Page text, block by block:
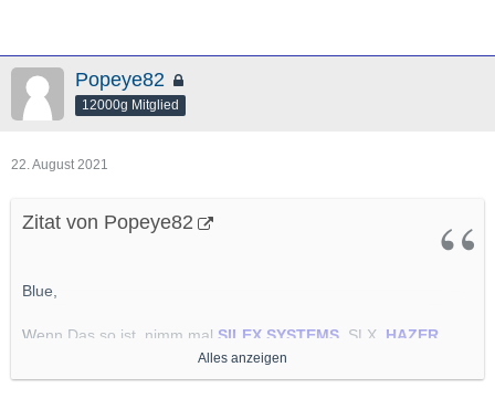
Popeye82
12000g Mitglied
22. August 2021
Zitat von Popeye82
Blue,
Wenn Das so ist, nimm mal SILEX SYSTEMS , SLX, HAZER
, HZR und vielleicht auch noch
UUUUUNBEDINGTauf Deinen Arbeitszettel empfehle.
Alles anzeigen